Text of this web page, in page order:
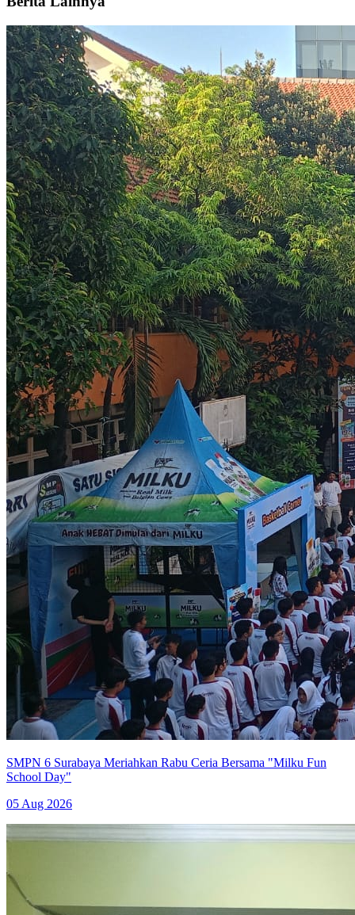
SMPN 6 Surabaya Meriahkan Rabu Ceria Bersama "Milku Fun
School Day"
05 Aug 2026